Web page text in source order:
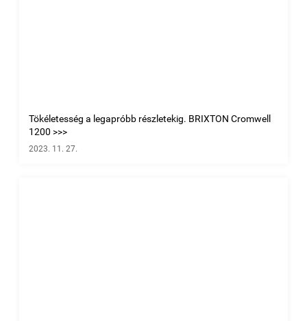
Tökéletesség a legapróbb részletekig. BRIXTON Cromwell
1200 >>>
2023. 11. 27.